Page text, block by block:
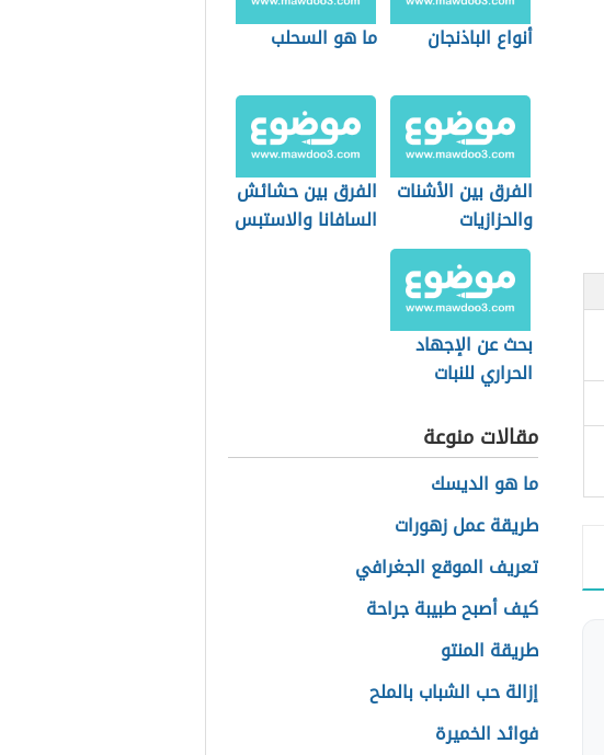
أنواع الباذنجان ما هو السحلب
الفرق بين الأشنات
والحزازيات
الفرق بين حشائش
السافانا والاستبس
بحث عن الإجهاد
الحراري للنبات
مقالات منوعة
ما هو الديسك
طريقة عمل زهورات
تعريف الموقع الجغرافي
كيف أصبح طبيبة جراحة
طريقة المنتو
إزالة حب الشباب بالملح
فوائد الخميرة